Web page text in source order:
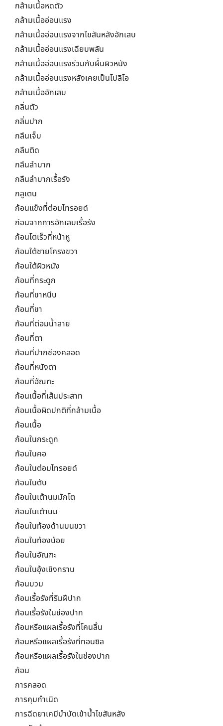
กล้ามเนื้อหดตัว
กล้ามเนื้ออ่อนแรง
กล้ามเนื้ออ่อนแรงจากไขสันหลังอักเสบ
กล้ามเนื้ออ่อนแรงเฉียบพลัน
กล้ามเนื้ออ่อนแรงร่วมกับผื่นผิวหนัง
กล้ามเนื้ออ่อนแรงหลังเคยเป็นโปลิโอ
กล้ามเนื้ออักเสบ
กลิ่นตัว
กลิ่นปาก
กลืนเจ็บ
กลืนติด
กลืนลำบาก
กลืนลำบากเรื้อรัง
กลูเตน
ก้อนแข็งที่ต่อมไทรอยด์
ก่อนจากการอักเสบเรื้อรัง
ก้อนโตเร็วที่หน้าหู
ก้อนใต้ชายโครงขวา
ก้อนใต้ผิวหนัง
ก้อนที่กระดูก
ก้อนที่ขาหนีบ
ก้อนที่ขา
ก้อนที่ต่อมน้ำลาย
ก้อนที่ตา
ก้อนที่ปากช่องคลอด
ก้อนที่หนังตา
ก้อนที่อัณฑะ
ก้อนเนื้อที่เส้นประสาท
ก้อนเนื้อผิดปกติที่กล้ามเนื้อ
ก้อนเนื้อ
ก้อนในกระดูก
ก้อนในคอ
ก้อนในต่อมไทรอยด์
ก้อนในตับ
ก้อนในเต้านมมักโต
ก้อนในเต้านม
ก้อนในท้องด้านบนขวา
ก้อนในท้องน้อย
ก้อนในอัณฑะ
ก้อนในอุ้งเชิงกราน
ก้อนบวม
ก้อนเรื้อรังที่ริมฝีปาก
ก้อนเรื้อรังในช่องปาก
ก้อนหรือแผลเรื้อรังที่โคนลิ้น
ก้อนหรือแผลเรื้อรังที่ทอนซิล
ก้อนหรือแผลเรื้อรังในช่องปาก
ก้อน
การคลอด
การคุมกำเนิด
การฉีดยาเคมีบำบัดเข้าน้ำไขสันหลัง